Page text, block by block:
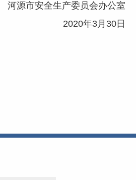
河源市安全生产委员会办公室
2020年3月30日